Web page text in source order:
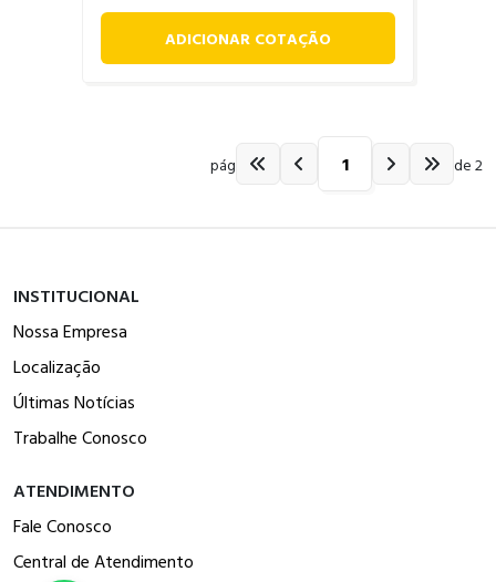
ADICIONAR COTAÇÃO
pág de 2
INSTITUCIONAL
Nossa Empresa
Localização
Últimas Notícias
Trabalhe Conosco
ATENDIMENTO
Fale Conosco
Central de Atendimento